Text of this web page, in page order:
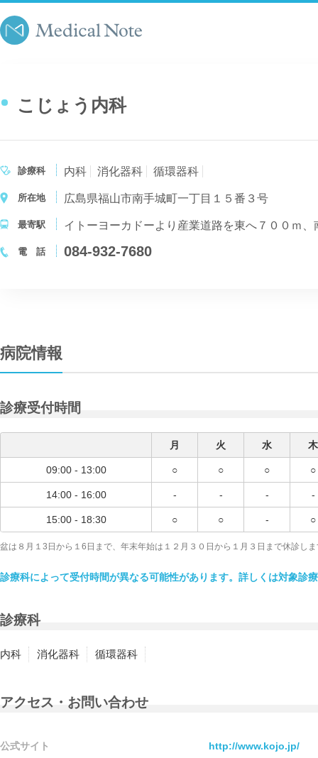
こじょう内科
診療科 内科 消化器科 循環器科
所在地 広島県福山市南手城町一丁目１５番３号
最寄駅 イトーヨーカドーより産業道路を東へ７００ｍ
電 話 084-932-7680
病院情報
診療受付時間
月 火 水 木
09:00 - 13:00 ○ ○ ○ ○
14:00 - 16:00 - - - -
15:00 - 18:30 ○ ○ - ○
盆は８月１3日から１6日まで、年末年始は１２月３０日から１月３日まで休診し
診療科によって受付時間が異なる可能性があります。詳しくは対象診
診療科
内科 消化器科 循環器科
アクセス・お問い合わせ
公式サイト http://www.kojo.jp/